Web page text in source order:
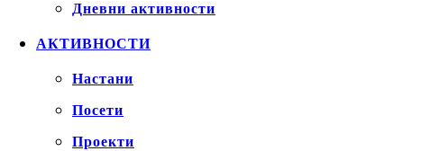
Дневни активности
АКТИВНОСТИ
Настани
Посети
Проекти